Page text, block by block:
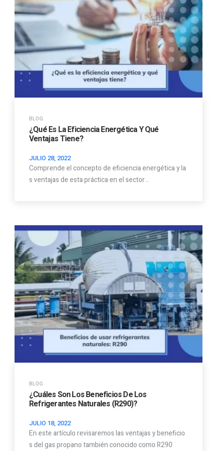
BLOG
¿Qué Es La Eficiencia Energética Y Qué
Ventajas Tiene?
JULIO 28, 2022
Comprende el concepto de eficiencia energética y la
s ventajas de esta práctica en el sector…
BLOG
¿Cuáles Son Los Beneficios De Los
Refrigerantes Naturales (R290)?
JULIO 18, 2022
En este artículo revisaremos las ventajas y beneficio
s del gas propano también conocido como R290